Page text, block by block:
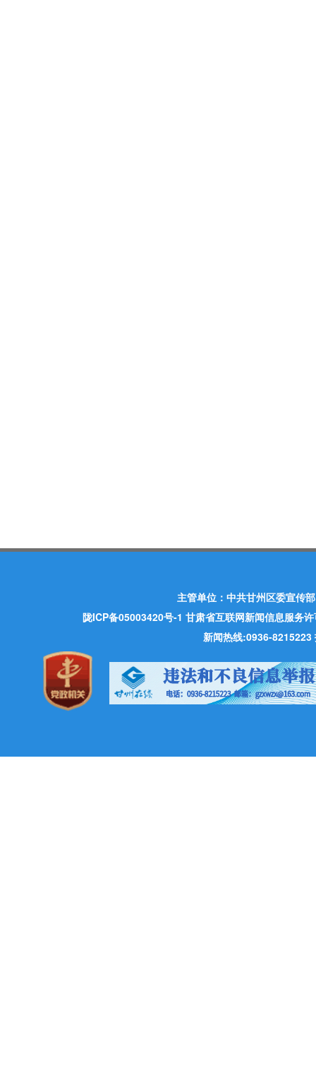
主管单位：中共甘州区委宣传
陇ICP备05003420号-1 甘肃省互联网新闻信息服务
新闻热线:0936-8215223